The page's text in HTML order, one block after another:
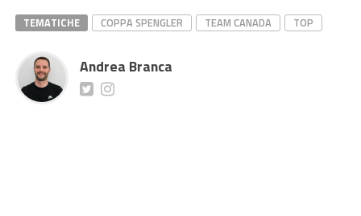
TEMATICHE COPPA SPENGLER TEAM CANADA TOP
Andrea Branca